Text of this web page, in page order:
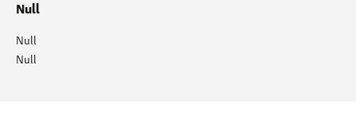
Null
Null
Null